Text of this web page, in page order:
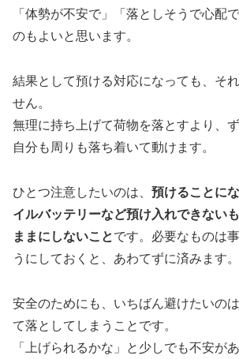
「体勢が不安で」「落としそうで心配
のもよいと思います。
結果として預ける対応になっても、そ
せん。
無理に持ち上げて荷物を落とすより、
自分も周りも落ち着いて動けます。
ひとつ注意したいのは、 預けることに
イルバッテリーなど預け入れできない
ままにしないことです。必要なものは
うにしておくと、あわてずに済みます。
安全のためにも、いちばん避けたいの
て落としてしまうことです。
「上げられるかな」と少しでも不安が